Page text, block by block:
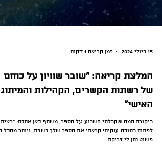
15 ביולי 2024 זמן קריאה 1 דקות
המלצת קריאה: ״שובר שוויון על כוחם
האישי״